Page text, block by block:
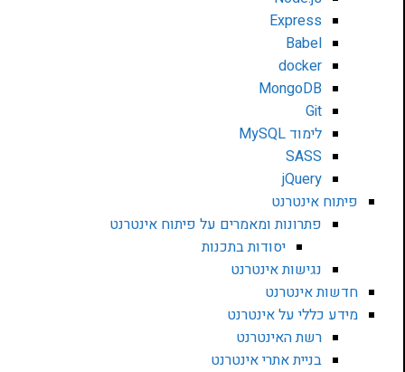
Express
Babel
docker
MongoDB
Git
לימוד MySQL
SASS
jQuery
פיתוח אינטרנט
פתרונות ומאמרים על פיתוח אינטרנט
יסודות בתכנות
נגישות אינטרנט
חדשות אינטרנט
מידע כללי על אינטרנט
רשת האינטרנט
בניית אתרי אינטרנט